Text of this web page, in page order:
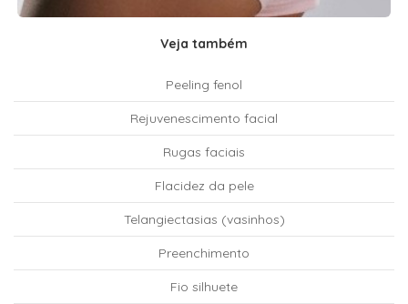
Veja também
Peeling fenol
Rejuvenescimento facial
Rugas faciais
Flacidez da pele
Telangiectasias (vasinhos)
Preenchimento
Fio silhuete